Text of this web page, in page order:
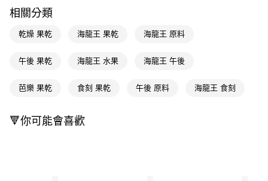
街口支付
相關說明
便利好安心！
相關分類
乾燥 果乾 海龍王 果乾 海龍王 原料
午後 果乾 海龍王 水果 海龍王 午後
芭樂 果乾 食刻 果乾 午後 原料 海龍王 食刻
🔻你可能會喜歡